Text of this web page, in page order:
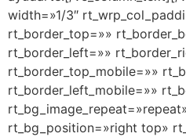
width=»1/3″
rt_border_top=»»
rt_border_left=»»
rt_border_top_mobile=»»
rt_border_left_mobile=»»
rt_bg_position=»right top»